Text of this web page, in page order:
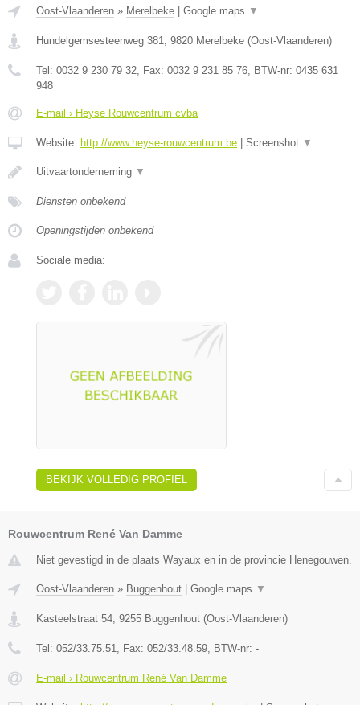
Oost-Vlaanderen » Merelbeke Google maps ▼
Hundelgemsesteenweg 381, 9820 Merelbeke (Oost-Vlaanderen)
Tel: 0032 9 230 79 32, Fax: 0032 9 231 85 76, BTW-nr: 0435 631
948
E-mail › Heyse Rouwcentrum cvba
Website: http://www.heyse-rouwcentrum.be Screenshot ▼
Uitvaartonderneming ▼
Diensten onbekend
Openingstijden onbekend
Sociale media:
BEKIJK VOLLEDIG PROFIEL
Rouwcentrum René Van Damme
Niet gevestigd in de plaats Wayaux en in de provincie Henegouwen.
Oost-Vlaanderen » Buggenhout | Google maps ▼
Kasteelstraat 54 9255 Buggenhout (Oost-Vlaanderen)
Tel: 052/33.75.51 , Fax: 052/33.48.59 , BTW-nr: -
E-mail › Rouwcentrum René Van Damme